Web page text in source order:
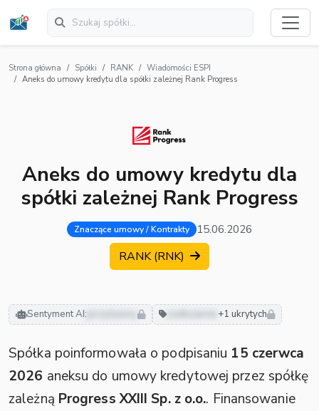
Strona główna Spółki RANK
Wiadomości ESPI
Aneks do umowy kredytu dla spółki zależnej Rank Progress
Aneks do umowy kredytu dla
spółki zależnej Rank Progress
Znaczące umowy / Kontrakty 15.06.2026
RANK (RNK)
Sentyment AI: pozytywny +1 ukrytych
Spółka poinformowała o podpisaniu 15 czerwca
2026 aneksu do umowy kredytowej przez spółkę
zależną Progress XXIII Sp. z o.o.. Finansowanie